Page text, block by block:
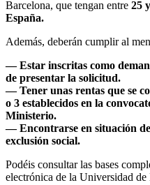
Barcelona, que tengan entre 25
España.
Además, deberán cumplir al
— Estar inscritas como
de presentar la solicitud.
— Tener unas rentas que se
o 3 establecidos en la
Ministerio.
— Encontrarse en situación
exclusión social.
Podéis consultar las bases
electrónica de la Universidad de